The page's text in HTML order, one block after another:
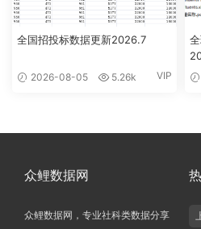
全国招投标数据更新2026.7
2026-08-05 5.26k VIP
众鲤数据网
众鲤数据网，专业社科类数据分享